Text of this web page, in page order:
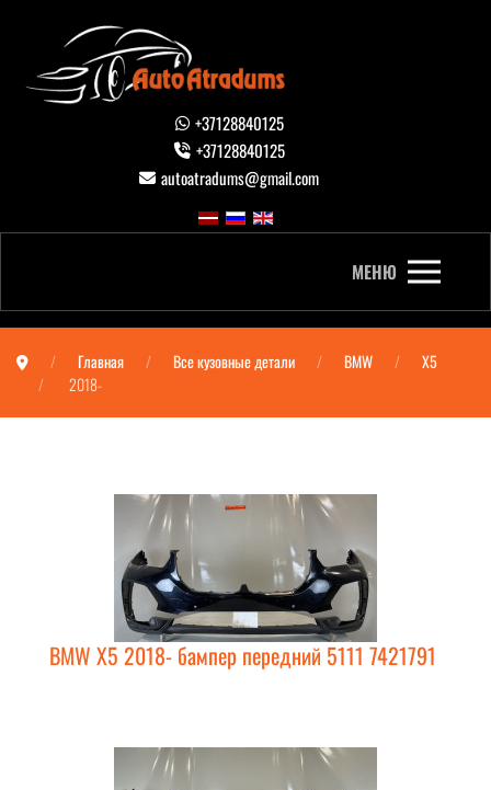
+37128840125
+37128840125
autoatradums@gmail.com
МЕНЮ
Главная Все кузовные детали BMW
X5
2018-
BMW X5 2018- бампер передний 5111 7421791